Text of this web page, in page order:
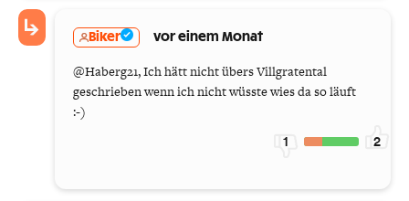
Biker vor einem Monat
@Haberg21, Ich hätt nicht übers Villgratental
geschrieben wenn ich nicht wüsste wies da so läuft
:-)
1 2